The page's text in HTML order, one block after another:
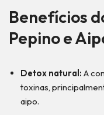
Benefícios
Pepino e
Detox natural: A
toxinas,
aipo.